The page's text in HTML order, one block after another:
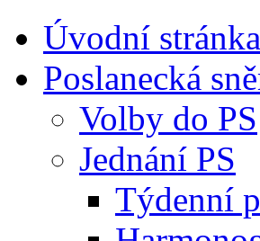
Úvodní stránka
Poslanecká
Volby do PS
Jednání PS
Týdenní